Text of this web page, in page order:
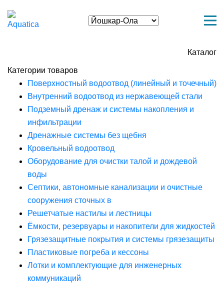
Каталог
Категории товаров
Поверхностный водоотвод (линейный и точечный)
Внутренний водоотвод из нержавеющей стали
Подземный дренаж и системы накопления и
инфильтрации
Дренажные системы без щебня
Кровельный водоотвод
Оборудование для очистки талой и дождевой
воды
Септики, автономные канализации и очистные
сооружения сточных в
Решетчатые настилы и лестницы
Ёмкости, резервуары и накопители для жидкостей
Грязезащитные покрытия и системы грязезащиты
Пластиковые погреба и кессоны
Лотки и комплектующие для инженерных
коммуникаций